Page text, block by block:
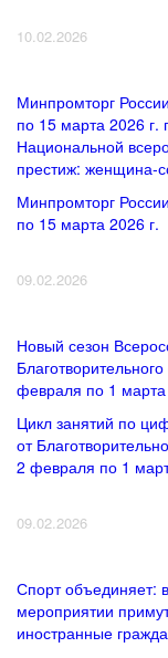
10.02.2026
Минпромторг
по 15 марта 2026 г.
Национальной
престиж: женщина-
Минпромторг
по 15 марта 2026 г.
09.02.2026
Новый сезон
февраля по 1 марта
Цикл занятий по
от
2 февраля по 1
09.02.2026
Спорт объединяет:
мероприятии
иностранные